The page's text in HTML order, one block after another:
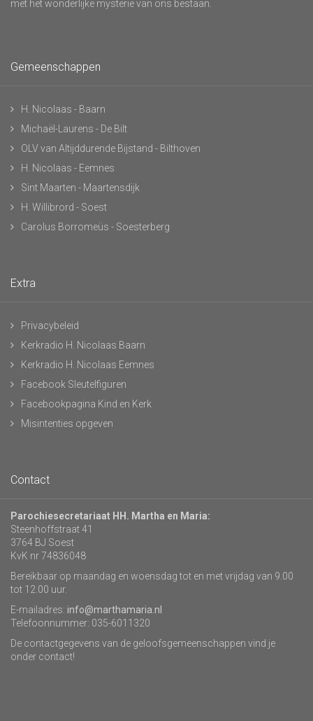
met het wonderlijke mysterie van ons bestaan.
Gemeenschappen
H. Nicolaas - Baarn
Michaël-Laurens - De Bilt
OLV van Altijddurende Bijstand - Bilthoven
H. Nicolaas - Eemnes
Sint Maarten - Maartensdijk
H. Willibrord - Soest
Carolus Borromeüs - Soesterberg
Extra
Privacybeleid
Kerkradio H. Nicolaas Baarn
Kerkradio H. Nicolaas Eemnes
Facebook Sleutelfiguren
Facebookpagina Kind en Kerk
Misintenties opgeven
Contact
Parochiesecretariaat HH. Martha en Maria:
Steenhoffstraat 41
3764 BJ Soest
KvK nr 74836048
Bereikbaar op maandag en woensdag tot en met vrijdag van 9.00
tot 12.00 uur.
E-mailadres: info@marthamaria.nl
Telefoonnummer: 035-6011320
De contactgegevens van de geloofsgemeenschappen vind je
onder contact!